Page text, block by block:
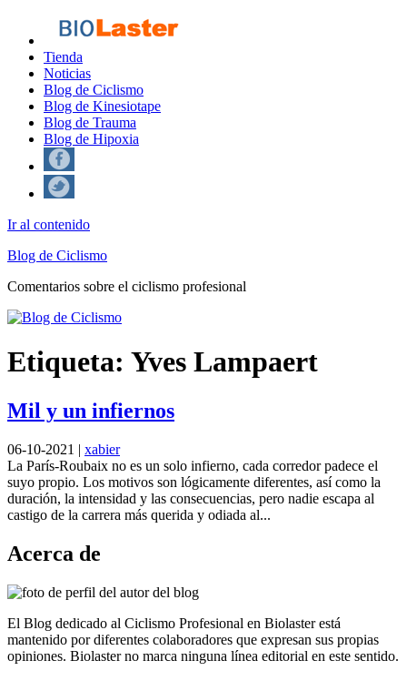
Tienda
Noticias
Blog de Ciclismo
Blog de Kinesiotape
Blog de Trauma
Blog de Hipoxia
Ir al contenido
Blog de Ciclismo
Comentarios sobre el ciclismo profesional
Etiqueta: Yves Lampaert
Mil y un infiernos
06-10-2021 | xabier
La París-Roubaix no es un solo infierno, cada corredor padece el
suyo propio. Los motivos son lógicamente diferentes, así como la
duración, la intensidad y las consecuencias, pero nadie escapa al
castigo de la carrera más querida y odiada al...
Acerca de
El Blog dedicado al Ciclismo Profesional en Biolaster está
mantenido por diferentes colaboradores que expresan sus propias
opiniones. Biolaster no marca ninguna línea editorial en este sentido.